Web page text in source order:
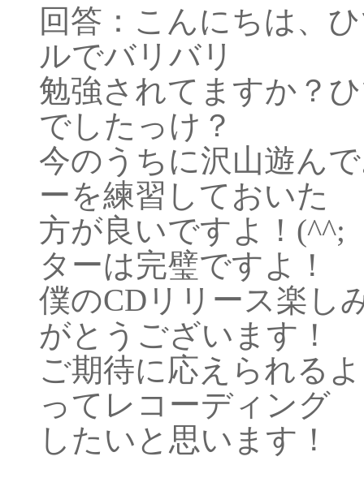
回答：こんにちは、
ルでバリバリ
勉強されてますか？
でしたっけ？
今のうちに沢山遊ん
ーを練習しておいた
方が良いですよ！
ターは完璧ですよ！
僕のCDリリース楽し
がとうございます！
ご期待に応えられる
ってレコーディング
したいと思います！